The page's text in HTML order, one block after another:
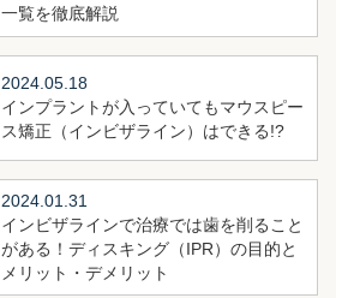
一覧を徹底解説
2024.05.18
インプラントが入っていてもマウスピー
ス矯正（インビザライン）はできる!?
2024.01.31
インビザラインで治療では歯を削ること
がある！ディスキング（IPR）の目的と
メリット・デメリット